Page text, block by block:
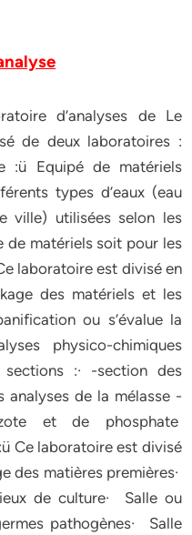
d’analyses de Le
de deux laboratoires :
:ü Equipé de matériels
types d’eaux (eau
ville) utilisées selon les
de matériels soit pour les
laboratoire est divisé en
des matériels et les
ou s’évalue la
physico-chimiques
:· -section des
analyses de la mélasse -
et de phosphate
Ce laboratoire est divisé
des matières premières·
de culture· Salle ou
pathogènes· Salle